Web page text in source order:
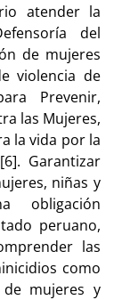
atender la
del
de mujeres
violencia de
Prevenir,
las Mujeres,
la vida por la
Garantizar
niñas y
obligación
peruano,
las
como
mujeres y